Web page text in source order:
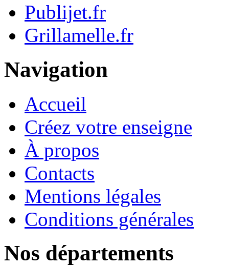
Publijet.fr
Grillamelle.fr
Navigation
Accueil
Créez votre enseigne
À propos
Contacts
Mentions légales
Conditions générales
Nos départements